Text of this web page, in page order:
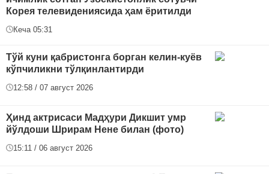
Корея телевидениясида ҳам ёритилди
Кеча 05:31
Тўй куни қабристонга борган келин-куёв
кўпчиликни тўлқинлантирди
12:58 / 07 август 2026
Ҳинд актрисаси Мадҳури Дикшит умр
йўлдоши Шрирам Нене билан (фото)
15:11 / 06 август 2026